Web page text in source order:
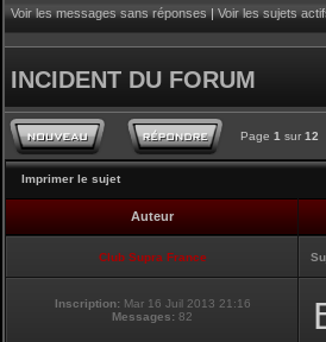
Voir les messages sans réponses|Voir les sujets
INCIDENT DU FORUM
Page 1 sur 12
Imprimer le sujet
Auteur
Club Supra France
Inscription: Mar 16 Juil 2013 21:16
Messages: 82